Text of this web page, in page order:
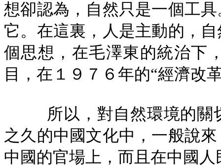
想卻認為，自然只是一個工
它。在這裏，人是主動的，
個思想，在毛澤東的統治下
目，在１９７６年的“經濟改
所以，對自然環境的
之久的中國文化中，一般說
中國的官場上，而且在中國